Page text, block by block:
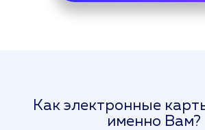
Как электронные
именно Вам?